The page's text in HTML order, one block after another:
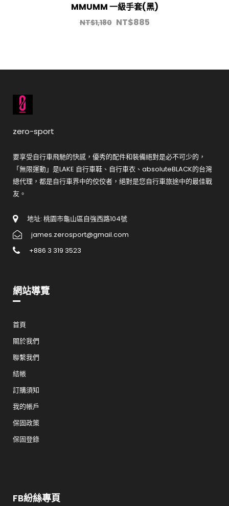
MMUMM 一級手套(黑)
NT$1,180 NT$885
zero-sport
要享受自行車飛馳的快感，優秀的配件和裝備絕對是必不可少的，
「無限運動」是LAKE 自行車鞋、自行車衣、absoluteBLACK的台灣
總代理，都是自行車界中的佼佼者，絕對是您自行車旅途中的最佳戰
友。
地址: 桃園市龜山區自強西路104號
james.zerosport@gmail.com
+886 3 319 3523
網站導覽
首頁
關於我們
聯繫我們
結帳
訂購須知
我的帳戶
保固政策
保固登錄
FB紛絲專頁